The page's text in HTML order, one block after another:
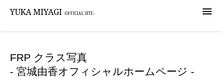

YUKA MIYAGI -OFFICIAL SITE-
FRP クラス写真
- 宮城由香オフィシャルホームページ -